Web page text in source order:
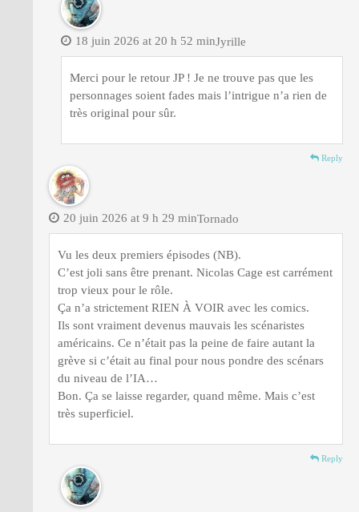
Jyrille
18 juin 2026 at 20 h 52 min
Merci pour le retour JP ! Je ne trouve pas que les
personnages soient fades mais l’intrigue n’a rien de
très original pour sûr.
Reply
Tornado
20 juin 2026 at 9 h 29 min
Vu les deux premiers épisodes (NB).
C’est joli sans être prenant. Nicolas Cage est carrément
trop vieux pour le rôle.
Ça n’a strictement RIEN À VOIR avec les comics.
Ils sont vraiment devenus mauvais les scénaristes
américains. Ce n’était pas la peine de faire autant la
grève si c’était au final pour nous pondre des scénars
du niveau de l’IA…
Bon. Ça se laisse regarder, quand même. Mais c’est
très superficiel.
Reply